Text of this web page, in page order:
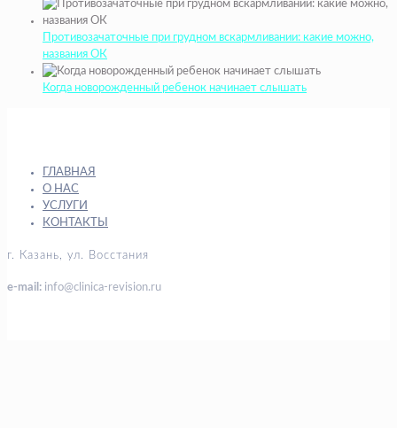
Противозачаточные при грудном вскармливании: какие можно,
названия ОК
Когда новорожденный ребенок начинает слышать
ГЛАВНАЯ
О НАС
УСЛУГИ
КОНТАКТЫ
г. Казань, ул. Восстания
e-mail: info@clinica-revision.ru